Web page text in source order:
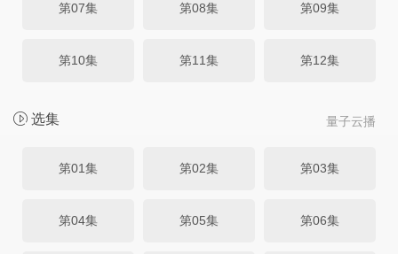
第07集 第08集 第09集
第10集 第11集 第12集
量子云播
选集
第01集 第02集 第03集
第04集 第05集 第06集